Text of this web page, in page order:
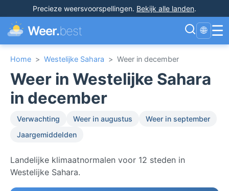
Precieze weersvoorspellingen. Bekijk alle landen.
Weer.best 🌐 ☰
Home > Westelijke Sahara > Weer in december
Weer in Westelijke Sahara
in december
Verwachting Weer in augustus
Weer in september
Jaargemiddelden
Landelijke klimaatnormalen voor 12 steden in
Westelijke Sahara.